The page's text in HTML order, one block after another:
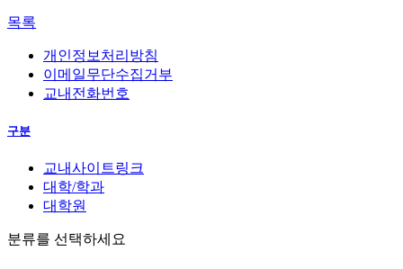
목록
개인정보처리방침
이메일무단수집거부
교내전화번호
구분
교내사이트링크
대학/학과
대학원
분류를 선택하세요